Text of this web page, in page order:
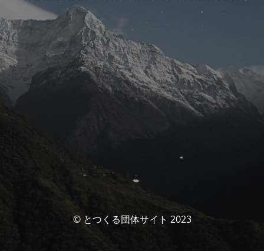
© とつくる団体サイト 2023